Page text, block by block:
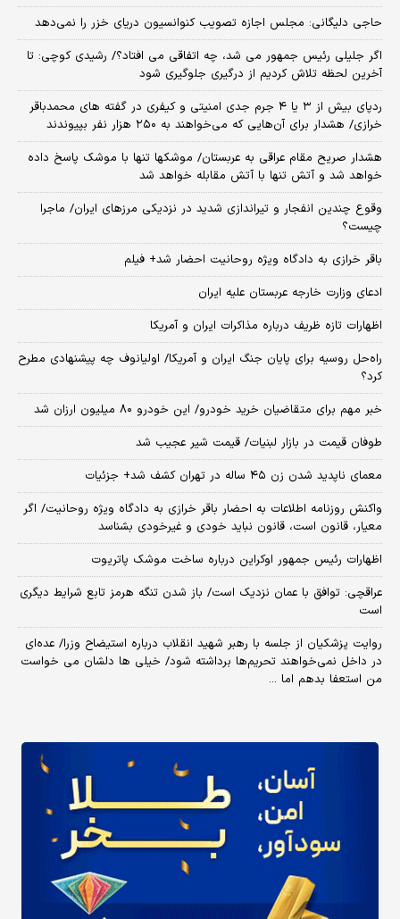
حاجی دلیگانی: مجلس اجازه تصویب کنوانسیون دریای خزر را نمی‌دهد
اگر جلیلی رئیس جمهور می شد، چه اتفاقی می افتاد؟/ رشیدی کوچی: تا
آخرین لحظه تلاش کردیم از درگیری جلوگیری شود
ردپای بیش از ۳ یا ۴ جرم جدی امنیتی و کیفری در گفته های محمدباقر
خرازی/ هشدار برای آن‌هایی که می‌خواهند به ۲۵۰ هزار نفر بپیوندند
هشدار صریح مقام عراقی به عربستان/ موشکها تنها با موشک پاسخ داده
خواهد شد و آتش تنها با آتش مقابله خواهد شد
وقوع چندین انفجار و تیراندازی شدید در نزدیکی مرز‌های ایران/ ماجرا
چیست؟
باقر خرازی به دادگاه ویژه روحانیت احضار شد+ فیلم
ادعای وزارت خارجه عربستان علیه ایران
اظهارات تازه ظریف درباره مذاکرات ایران و آمریکا
راه‌حل روسیه برای پایان جنگ ایران و آمریکا/ اولیانوف چه پیشنهادی مطرح
کرد؟
خبر مهم برای متقاضیان خرید خودرو/ این خودرو ۸۰ میلیون ارزان شد
طوفان قیمت در بازار لبنیات/ قیمت شیر عجیب شد
معمای ناپدید شدن زن ۴۵ ساله در تهران کشف شد+ جزئیات
واکنش روزنامه اطلاعات به احضار باقر خرازی به دادگاه ویژه روحانیت/ اگر
معیار، قانون است، قانون نباید خودی و غیرخودی بشناسد
اظهارات رئیس جمهور اوکراین درباره ساخت موشک پاتریوت
عراقچی: توافق با عمان نزدیک است/ باز شدن تنگه هرمز تابع شرایط دیگری
است
روایت پزشکیان از جلسه با رهبر شهید انقلاب درباره استیضاح وزرا/ عده‌ای
در داخل نمی‌خواهند تحریم‌ها برداشته شود/ خیلی ها دلشان می خواست
من استعفا بدهم اما ...